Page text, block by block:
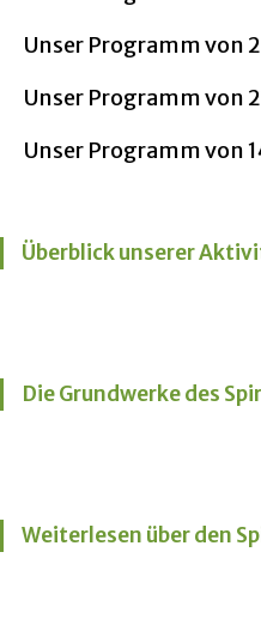
Unser Programm von
Unser Programm von
Unser Programm von
Überblick unserer
Die Grundwerke des
Weiterlesen über den